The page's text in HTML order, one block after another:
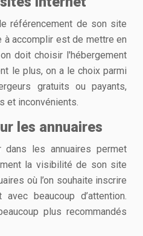
référencement de son site
à accomplir est de mettre en
doit choisir l'hébergement
le plus, on a le choix parmi
gratuits ou payants,
et inconvénients.
les annuaires
les annuaires permet
la visibilité de son site
où l’on souhaite inscrire
beaucoup d’attention.
plus recommandés